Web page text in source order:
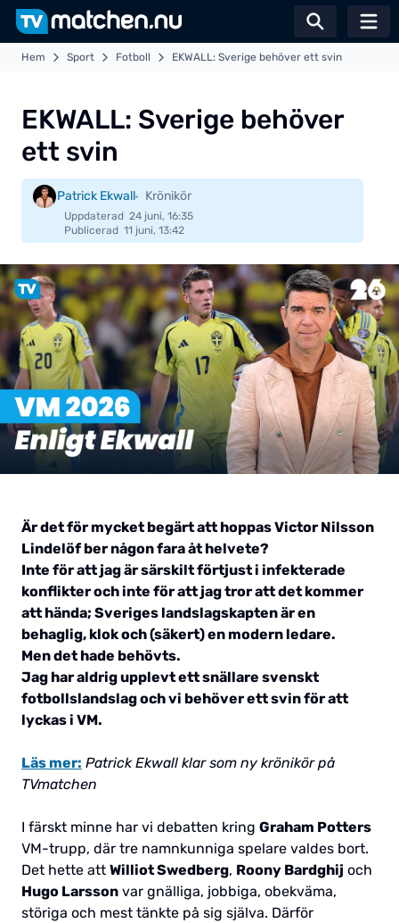
Växla
Hem Sport Fotboll EKWALL: Sverige behöver ett svin
EKWALL: Sverige behöver
ett svin
Patrick Ekwall Krönikör
Uppdaterad 24 juni, 16:35
Publicerad 11 juni, 13:42
Är det för mycket begärt att hoppas Victor Nilsson
Lindelöf ber någon fara åt helvete?
Inte för att jag är särskilt förtjust i infekterade
konflikter och inte för att jag tror att det kommer
att hända; Sveriges landslagskapten är en
behaglig, klok och (säkert) en modern ledare.
Men det hade behövts.
Jag har aldrig upplevt ett snällare svenskt
fotbollslandslag och vi behöver ett svin för att
lyckas i VM.
Läs mer: Patrick Ekwall klar som ny krönikör på
TVmatchen
I färskt minne har vi debatten kring Graham Potters
VM-trupp, där tre namnkunniga spelare valdes bort.
Det hette att Williot Swedberg, Roony Bardghij och
Hugo Larsson var gnälliga, jobbiga, obekväma,
störiga och mest tänkte på sig själva. Därför